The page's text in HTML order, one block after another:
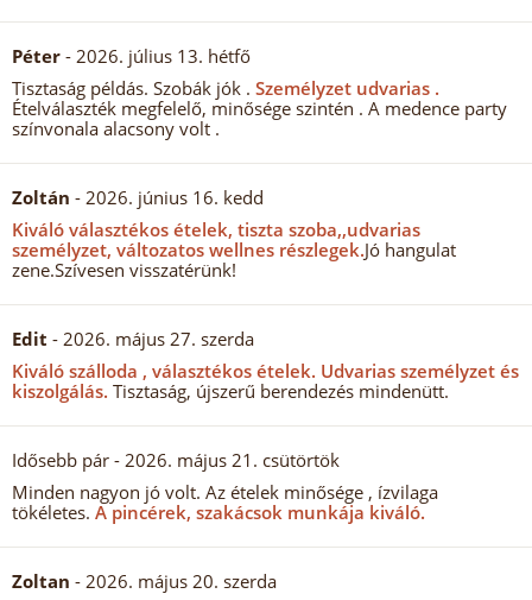
Péter - 2026. július 13. hétfő
Tisztaság példás. Szobák jók . Személyzet udvarias .
Ételválaszték megfelelő, minősége szintén . A medence party
színvonala alacsony volt .
Zoltán - 2026. június 16. kedd
Kiváló választékos ételek, tiszta szoba,,udvarias
személyzet, változatos wellnes részlegek.Jó hangulat
zene.Szívesen visszatérünk!
Edit - 2026. május 27. szerda
Kiváló szálloda , választékos ételek. Udvarias személyzet és
kiszolgálás. Tisztaság, újszerű berendezés mindenütt.
Idősebb pár - 2026. május 21. csütörtök
Minden nagyon jó volt. Az ételek minősége , ízvilaga
tökéletes. A pincérek, szakácsok munkája kiváló.
Zoltan - 2026. május 20. szerda